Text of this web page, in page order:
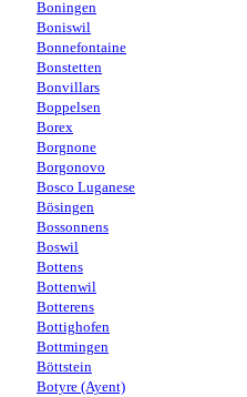
Boningen
Boniswil
Bonnefontaine
Bonstetten
Bonvillars
Boppelsen
Borex
Borgnone
Borgonovo
Bosco Luganese
Bösingen
Bossonnens
Boswil
Bottens
Bottenwil
Botterens
Bottighofen
Bottmingen
Böttstein
Botyre (Ayent)